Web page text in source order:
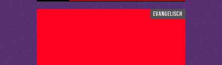
evangelisch